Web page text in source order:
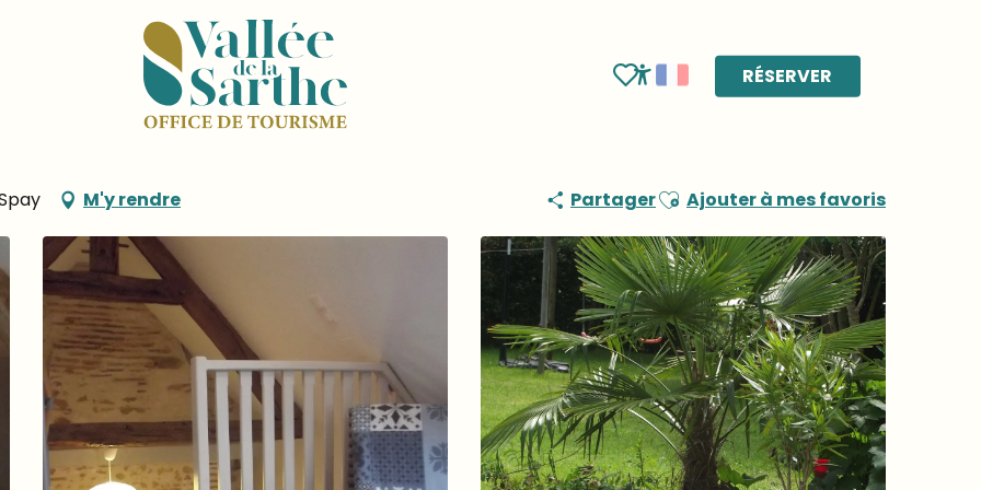
Accessibilité
Voir les favoris
RÉSERVER
La Maison du Four à Pain
du Four à Pain
M'y rendre PartagerAjouter aux favoris
Ajouter à mes favoris